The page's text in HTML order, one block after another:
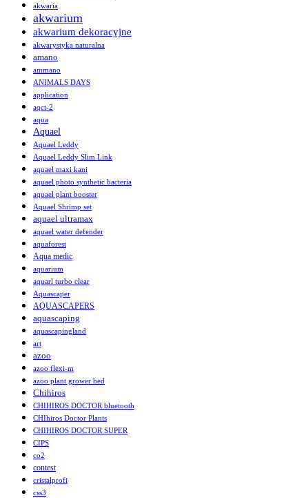
akwaria
akwarium
akwarium dekoracyjne
akwarystyka naturalna
amano
ammano
ANIMALS DAYS
application
aqct-2
aqua
Aquael
Aquael Leddy
Aquael Leddy Slim Link
aquael maxi kani
aquael photo synthetic bacteria
aquael plant booster
Aquael Shrimp set
aquael ultramax
aquael water defender
aquaforest
Aqua medic
aquarium
aquarl turbo clear
Aquascaper
AQUASCAPERS
aquascaping
aquascapingland
art
azoo
azoo flexi-m
azoo plant grower bed
Chihiros
CHIHIROS DOCTOR bluetooth
CHIhiros Doctor Plants
CHIHIROS DOCTOR SUPER
CIPS
co2
contest
cristalprofi
css3